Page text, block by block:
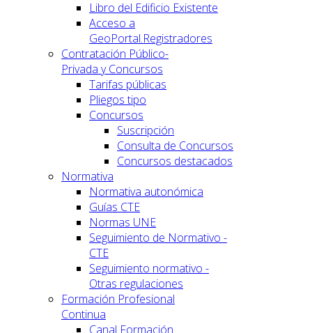
Libro del Edificio Existente
Acceso a
GeoPortal.Registradores
Contratación Público-
Privada y Concursos
Tarifas públicas
Pliegos tipo
Concursos
Suscripción
Consulta de Concursos
Concursos destacados
Normativa
Normativa autonómica
Guías CTE
Normas UNE
Seguimiento de Normativo -
CTE
Seguimiento normativo -
Otras regulaciones
Formación Profesional
Continua
Canal Formación